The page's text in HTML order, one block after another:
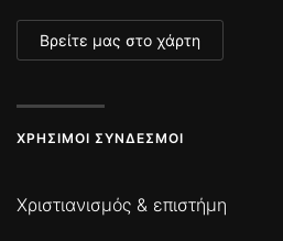
Βρείτε μας στο χάρτη
ΧΡΉΣΙΜΟΙ ΣΎΝΔΕΣΜΟΙ
Χριστιανισμός & επιστήμη